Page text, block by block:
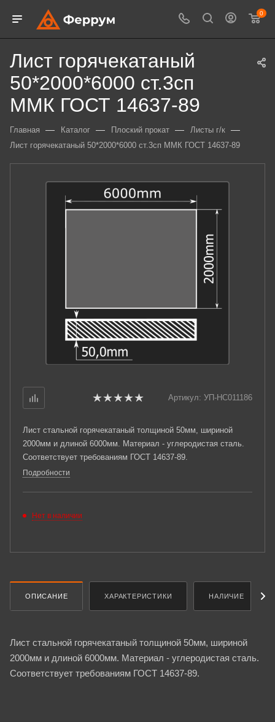
0
Лист горячекатаный
50*2000*6000 ст.3сп
ММК ГОСТ 14637-89
Главная — Каталог — Плоский прокат — Листы г/к —
Лист горячекатаный 50*2000*6000 ст.3сп ММК ГОСТ 14637-89
Артикул: УП-НС011186
Лист стальной горячекатаный толщиной 50мм, шириной
2000мм и длиной 6000мм. Материал - углеродистая сталь.
Соответствует требованиям ГОСТ 14637-89.
Подробности
Нет в наличии
ОПИСАНИЕ ХАРАКТЕРИСТИКИ НАЛИЧИЕ
Лист стальной горячекатаный толщиной 50мм, шириной
2000мм и длиной 6000мм. Материал - углеродистая сталь.
Соответствует требованиям ГОСТ 14637-89.